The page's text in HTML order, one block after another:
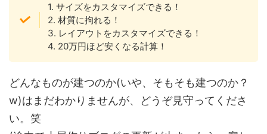
1. サイズをカスタマイズできる！
2. 材質に拘れる！
3. レイアウトをカスタマイズできる！
4. 20万円ほど安くなる計算！
どんなものが建つのか(いや、そもそも建つのか？
w)はまだわかりませんが、どうぞ見守ってくださ
い。笑